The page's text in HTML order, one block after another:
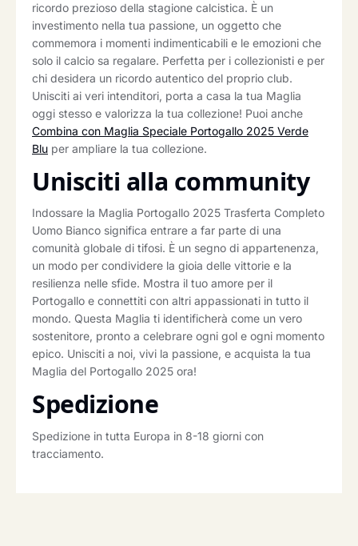
ricordo prezioso della stagione calcistica. È un
investimento nella tua passione, un oggetto che
commemora i momenti indimenticabili e le emozioni che
solo il calcio sa regalare. Perfetta per i collezionisti e per
chi desidera un ricordo autentico del proprio club.
Unisciti ai veri intenditori, porta a casa la tua Maglia
oggi stesso e valorizza la tua collezione! Puoi anche
Combina con Maglia Speciale Portogallo 2025 Verde
Blu per ampliare la tua collezione.
Unisciti alla community
Indossare la Maglia Portogallo 2025 Trasferta Completo
Uomo Bianco significa entrare a far parte di una
comunità globale di tifosi. È un segno di appartenenza,
un modo per condividere la gioia delle vittorie e la
resilienza nelle sfide. Mostra il tuo amore per il
Portogallo e connettiti con altri appassionati in tutto il
mondo. Questa Maglia ti identificherà come un vero
sostenitore, pronto a celebrare ogni gol e ogni momento
epico. Unisciti a noi, vivi la passione, e acquista la tua
Maglia del Portogallo 2025 ora!
Spedizione
Spedizione in tutta Europa in 8-18 giorni con
tracciamento.